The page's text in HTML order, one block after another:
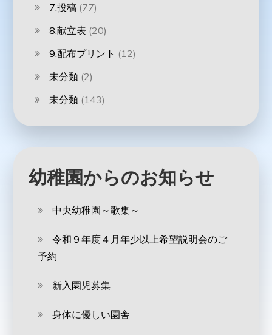
7.投稿 (77)
8.献立表 (20)
9.配布プリント (12)
未分類 (2)
未分類 (143)
幼稚園からのお知らせ
中央幼稚園～歌集～
令和９年度４月年少以上希望説明会のご
予約
新入園児募集
身体に優しい園舎